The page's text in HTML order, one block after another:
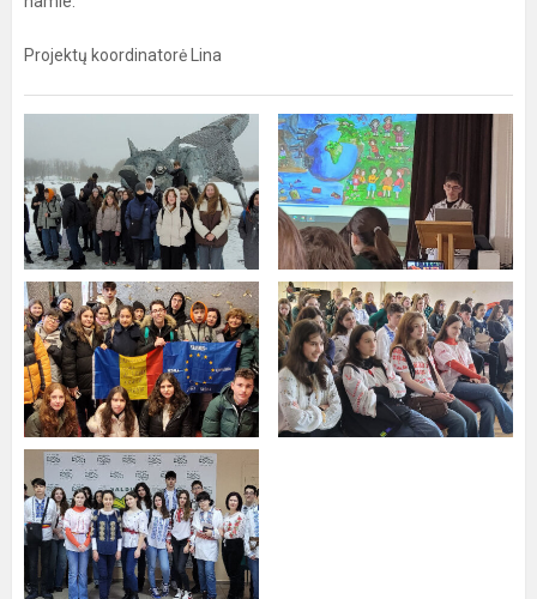
Projektų koordinatorė Lina